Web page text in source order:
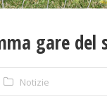
gare
Notizie